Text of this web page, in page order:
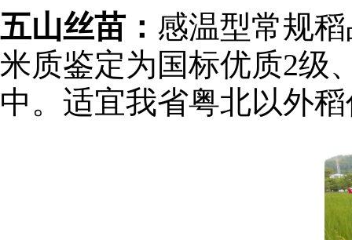
五山丝苗： 感温型常规
米质鉴定为国标优质2级
中。适宜我省粤北以外